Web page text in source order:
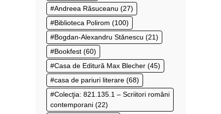
Andreea Răsuceanu (27)
Biblioteca Polirom (100)
Bogdan-Alexandru Stănescu (21)
Bookfest (60)
Casa de Editură Max Blecher (45)
casa de pariuri literare (68)
Colecţia: 821.135.1 – Scriitori români
contemporani (22)